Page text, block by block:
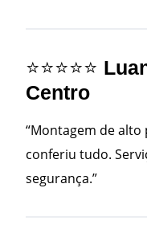
⭐⭐⭐⭐⭐
Centro
“Montagem de alto
conferiu tudo.
segurança.”